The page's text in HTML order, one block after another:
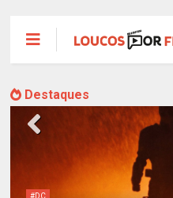
Destaques
#DC